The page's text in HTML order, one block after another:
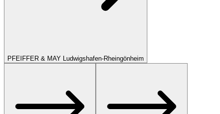
PFEIFFER & MAY Ludwigshafen-Rheingönheim